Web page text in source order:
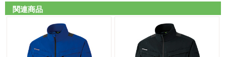
関連商品